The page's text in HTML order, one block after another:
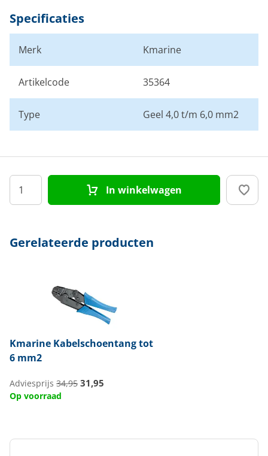
Specificaties
Merk Kmarine
Artikelcode 35364
Type Geel 4,0 t/m 6,0 mm2
In winkelwagen
Gerelateerde producten
Kmarine Kabelschoentang tot
6 mm2
Adviesprijs 34,95 31,95
Op voorraad